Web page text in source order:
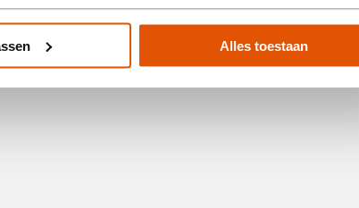
Alles toestaan